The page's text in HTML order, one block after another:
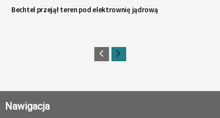
Bechtel przejął teren pod elektrownię jądrową
Nawigacja